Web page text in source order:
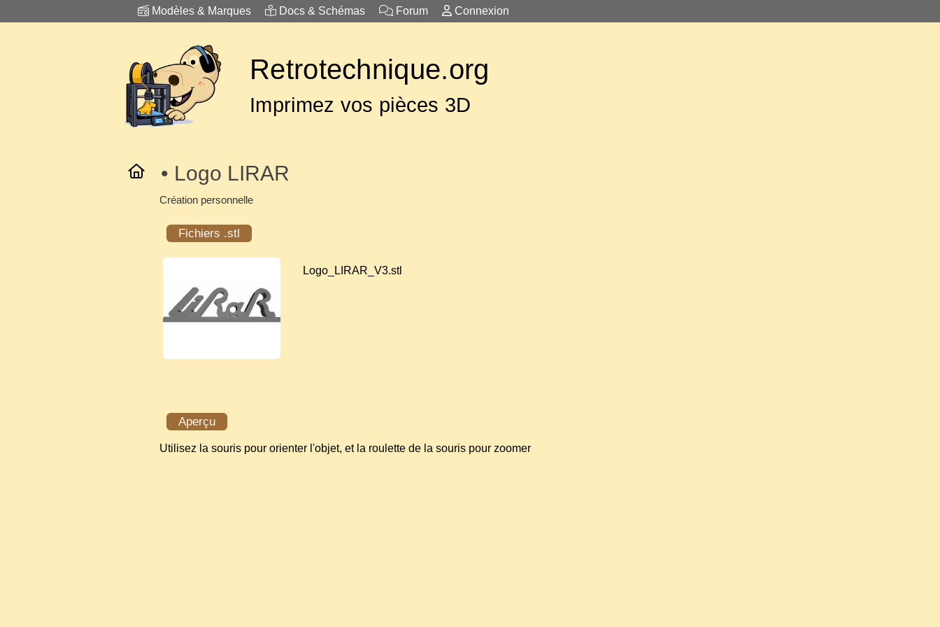
Modèles & Marques Docs & Schémas Forum Connexion
Retrotechnique.org
Imprimez vos pièces 3D
• Logo LIRAR
Création personnelle
Fichiers .stl
Logo_LIRAR_V3.stl
Aperçu
Utilisez la souris pour orienter l'objet, et la roulette de la souris pour zoomer